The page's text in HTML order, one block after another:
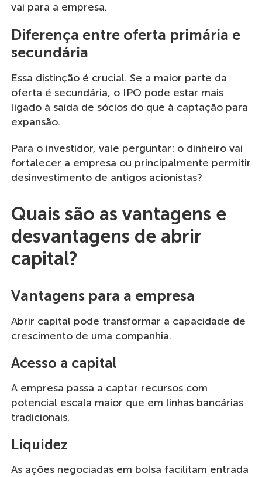
vai para a empresa.
Diferença entre oferta primária e
secundária
Essa distinção é crucial. Se a maior parte da
oferta é secundária, o IPO pode estar mais
ligado à saída de sócios do que à captação para
expansão.
Para o investidor, vale perguntar: o dinheiro vai
fortalecer a empresa ou principalmente permitir
desinvestimento de antigos acionistas?
Quais são as vantagens e
desvantagens de abrir
capital?
Vantagens para a empresa
Abrir capital pode transformar a capacidade de
crescimento de uma companhia.
Acesso a capital
A empresa passa a captar recursos com
potencial escala maior que em linhas bancárias
tradicionais.
Liquidez
As ações negociadas em bolsa facilitam entrada